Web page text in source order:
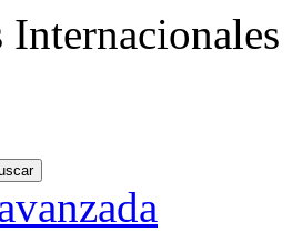
Internacionales